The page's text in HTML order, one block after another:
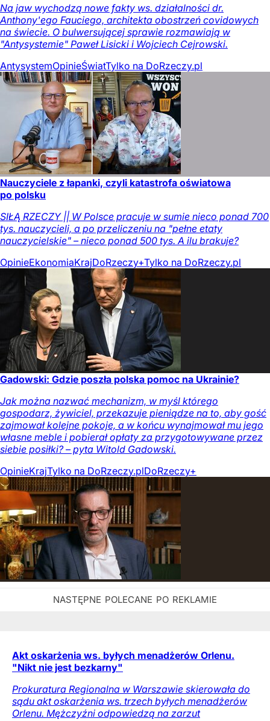
Na jaw wychodzą nowe fakty ws. działalności dr.
Anthony'ego Fauciego, architekta obostrzeń covidowych
na świecie. O bulwersującej sprawie rozmawiają w
"Antysystemie" Paweł Lisicki i Wojciech Cejrowski.
AntysystemOpinieŚwiatTylko na DoRzeczy.pl
Nauczyciele z łapanki, czyli katastrofa oświatowa
po polsku
SIŁĄ RZECZY || W Polsce pracuje w sumie nieco ponad 700
tys. nauczycieli, a po przeliczeniu na "pełne etaty
nauczycielskie" – nieco ponad 500 tys. A ilu brakuje?
OpinieEkonomiaKrajDoRzeczy+Tylko na DoRzeczy.pl
Gadowski: Gdzie poszła polska pomoc na Ukrainie?
Jak można nazwać mechanizm, w myśl którego
gospodarz, żywiciel, przekazuje pieniądze na to, aby gość
zajmował kolejne pokoje, a w końcu wynajmował mu jego
własne meble i pobierał opłaty za przygotowywane przez
siebie posiłki? – pyta Witold Gadowski.
OpinieKrajTylko na DoRzeczy.plDoRzeczy+
Akt oskarżenia ws. byłych menadżerów Orlenu.
"Nikt nie jest bezkarny"
Prokuratura Regionalna w Warszawie skierowała do
sądu akt oskarżenia ws. trzech byłych menadżerów
Orlenu. Mężczyźni odpowiedzą na zarzut